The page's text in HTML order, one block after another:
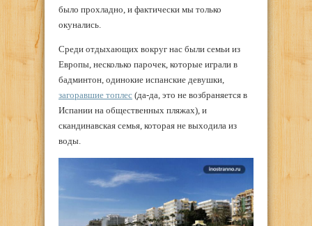
было прохладно, и фактически мы только
окунались.
Среди отдыхающих вокруг нас были семьи из
Европы, несколько парочек, которые играли в
бадминтон, одинокие испанские девушки,
загоравшие топлес (да-да, это не возбраняется в
Испании на общественных пляжах), и
скандинавская семья, которая не выходила из
воды.